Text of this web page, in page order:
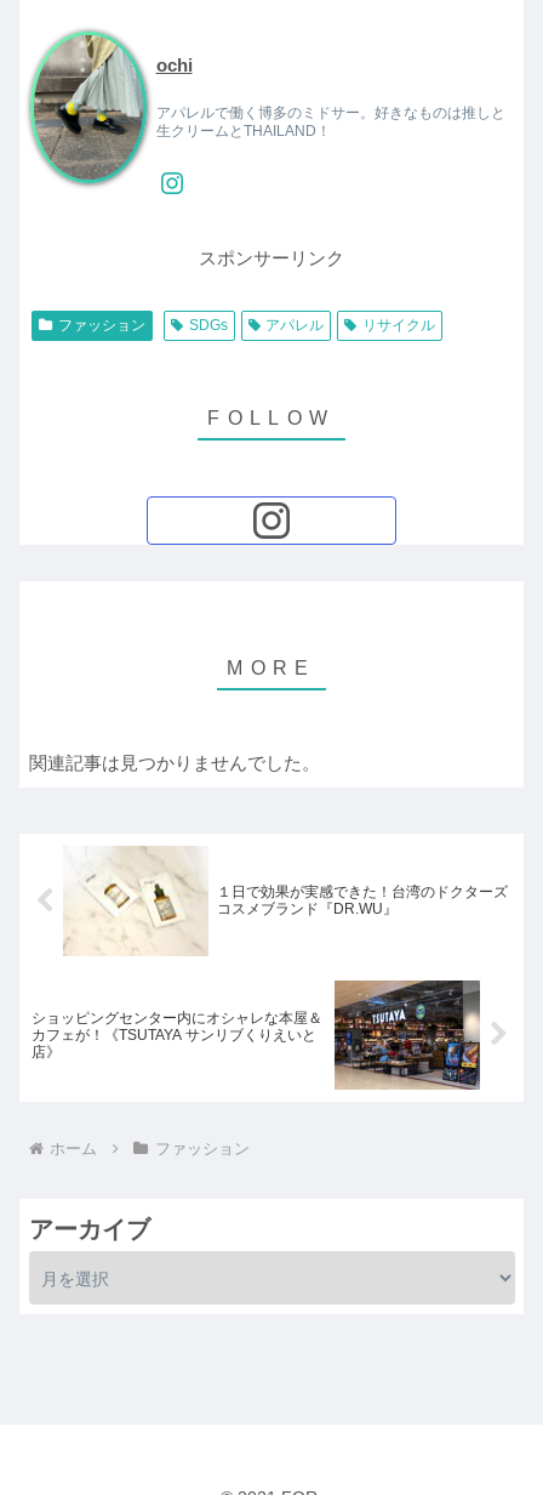
ochi
アパレルで働く博多のミドサー。好きなものは推しと
生クリームとTHAILAND！
スポンサーリンク
ファッション SDGs アパレル リサイクル
関連記事は見つかりませんでした。
１日で効果が実感できた！台湾のドクターズ
コスメブランド『DR.WU』
ショッピングセンター内にオシャレな本屋＆
カフェが！《TSUTAYA サンリブくりえいと
店》
ホーム ファッション
アーカイブ